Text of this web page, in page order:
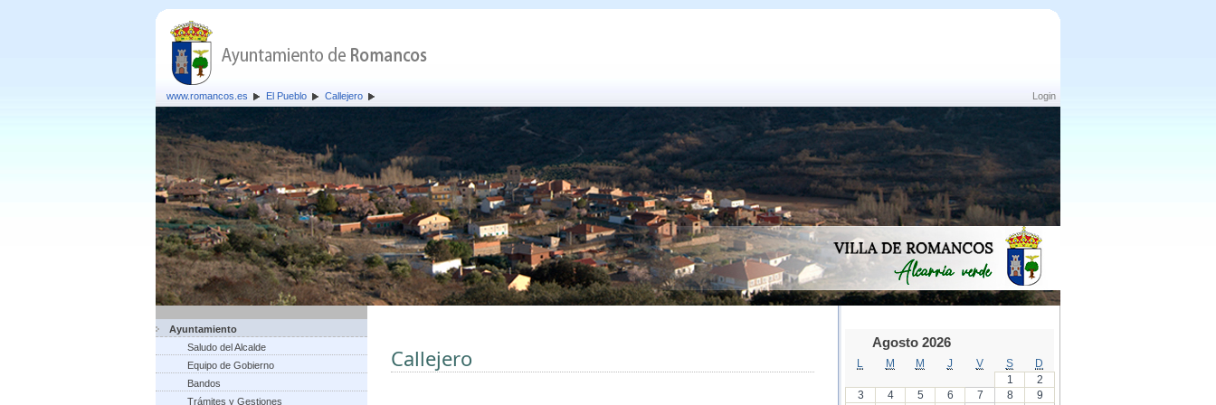
Login
www.romancos.es El Pueblo Callejero
Ayuntamiento
Saludo del Alcalde
Equipo de Gobierno
Bandos
Trámites y Gestiones
Callejero
Agosto 2026
M M J V S
D
1
2
3
4 5 6 7 8 9